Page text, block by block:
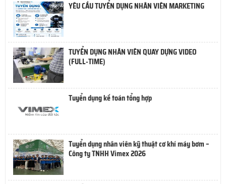
YÊU CẦU TUYỂN DỤNG NHÂN VIÊN MARKETING
TUYỂN DỤNG NHÂN VIÊN QUAY DỰNG VIDEO
(FULL-TIME)
Tuyển dụng kế toán tổng hợp
Tuyển dụng nhân viên kỹ thuật cơ khí máy bơm –
Công ty TNHH Vimex 2026